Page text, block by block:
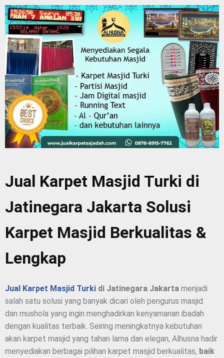
Jual Karpet Masjid Turki di
Jatinegara Jakarta Solusi
Karpet Masjid Berkualitas &
Lengkap
Jual Karpet Masjid Turki di Jatinegara Jakarta menjadi
salah satu solusi yang banyak dicari oleh pengurus masjid
dan mushola yang ingin menghadirkan kenyamanan ibadah
dengan kualitas terbaik. Seiring meningkatnya kebutuhan
akan karpet masjid yang tahan lama dan elegan, Alhusna hadir
menyediakan berbagai pilihan karpet masjid berkualitas, baik